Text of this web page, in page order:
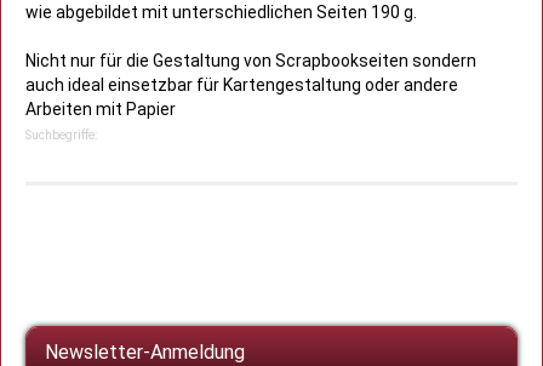
wie abgebildet mit unterschiedlichen Seiten 190 g.
Nicht nur für die Gestaltung von Scrapbookseiten sondern
auch ideal einsetzbar für Kartengestaltung oder andere
Arbeiten mit Papier
Suchbegriffe:
Newsletter-Anmeldung